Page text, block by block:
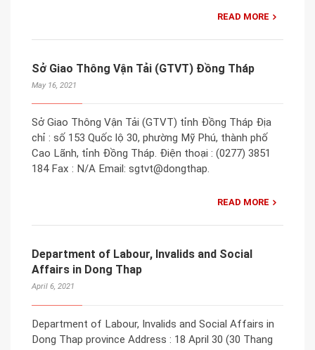
READ MORE
Sở Giao Thông Vận Tải (GTVT) Đồng Tháp
May 16, 2021
Sở Giao Thông Vận Tải (GTVT) tỉnh Đồng Tháp Địa
chỉ : số 153 Quốc lộ 30, phường Mỹ Phú, thành phố
Cao Lãnh, tỉnh Đồng Tháp. Điện thoại : (0277) 3851
184 Fax : N/A Email: sgtvt@dongthap.
READ MORE
Department of Labour, Invalids and Social
Affairs in Dong Thap
April 6, 2021
Department of Labour, Invalids and Social Affairs in
Dong Thap province Address : 18 April 30 (30 Thang